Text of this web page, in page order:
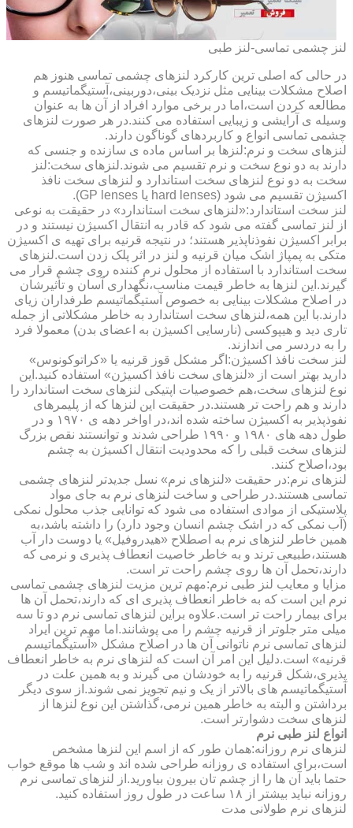
لنز چشمی تماسی-لنز طبی
در حالی که اصلی ترین کارکرد لنزهای چشمی تماسی هنوز هم
اصلاح مشکلات بینایی مثل نزدیک بینی،دوربینی،آستیگماتیسم و
مطالعه کردن است،اما در برخی موارد افراد از آن ها به عنوان
وسیله ی آرایشی و زیبایی استفاده می کنند.در هر صورت لنزهای
چشمی تماسی انواع و کاربردهای گوناگون دارند.
لنزهای سخت و نرم:لنزها بر اساس ماده ی سازنده و جنسی که
دارند به دو نوع سخت و نرم تقسیم می شوند.لنزهای سخت:لنز
سخت به دو نوع لنزهای سخت استاندارد و لنزهای سخت نافذ
اکسیژن تقسیم می شود (hard lenses یا GP lenses).
لنز سخت استاندارد:«لنزهای سخت استاندارد» در حقیقت به نوعی
از لنز تماسی گفته می شود که قادر به انتقال اکسیژن نیستند و در
برابر اکسیژن نفوذناپذیر هستند؛ در نتیجه قرنیه برای تهیه ی اکسیژن
متکی به پمپاژ اشک میان قرنیه و لنز در اثر پلک زدن است.لنزهای
سخت استاندارد با استفاده از محلول نرم کننده روی چشم قرار می
گیرند.این لنزها به خاطر قیمت مناسب،نگهداری آسان و تأثیرشان
در اصلاح مشکلات بینایی به خصوص آستیگماتیسم طرفداران زیای
دارند.با این همه،لنزهای سخت استاندارد به خاطر مشکلاتی از جمله
تاری دید و هیپوکسی (نارسایی اکسیژن به اعضای بدن) معمولا فرد
را به دردسر می اندازند.
لنز سخت نافذ اکسیژن:اگر مشکل قوز قرنیه یا «کراتوکونوس»
دارید بهتر است از «لنزهای سخت نافذ اکسیژن» استفاده کنید.این
نوع لنزهای سخت،هم خصوصیات اپتیکی لنزهای سخت استاندارد را
دارند و هم راحت تر هستند.در حقیقت این لنزها که از پلیمرهای
نفوذپذیر به اکسیژن ساخته شده اند،در اواخر دهه ی ۱۹۷۰ و در
طول دهه های ۱۹۸۰ و ۱۹۹۰ طراحی شدند و توانستند نقص بزرگ
لنزهای سخت قبلی را که محدودیت انتقال اکسیژن به چشم
بود،اصلاح کنند.
لنزهای نرم:در حقیقت «لنزهای نرم» نسل جدیدتر لنزهای چشمی
تماسی هستند.در طراحی و ساخت لنزهای نرم به جای مواد
پلاستیکی از موادی استفاده می شود که توانایی جذب محلول نمکی
(آب نمکی که در اشک چشم انسان وجود دارد) را داشته باشد،به
همین خاطر لنزهای نرم به اصطلاح «هیدروفیل» یا دوست دار آب
هستند،طبیعی ترند و به خاطر خاصیت انعطاف پذیری و نرمی که
دارند،تحمل آن ها روی چشم راحت تر است.
مزایا و معایب لنز طبی نرم:مهم ترین مزیت لنزهای چشمی تماسی
نرم این است که به خاطر انعطاف پذیری ای که دارند،تحمل آن ها
برای بیمار راحت تر است.علاوه براین لنزهای تماسی نرم دو تا سه
میلی متر جلوتر از قرنیه چشم را می پوشانند.اما مهم ترین ایراد
لنزهای تماسی نرم ناتوانی آن ها در اصلاح مشکل «آستیگماتیسم
قرنیه» است.دلیل این امر آن است که لنزهای نرم به خاطر انعطاف
پذیری،شکل قرنیه را به خودشان می گیرند و به همین علت در
آستیگماتیسم های بالاتر از یک و نیم تجویز نمی شوند.از سوی دیگر
برداشتن و البته به خاطر همین نرمی،گذاشتن این نوع لنزها از
لنزهای سخت دشوارتر است.
انواع لنز طبی نرم
لنزهای نرم روزانه:همان طور که از اسم این لنزها مشخص
است،برای استفاده ی روزانه طراحی شده اند و شب ها موقع خواب
حتما باید آن ها را از چشم تان بیرون بیاورید.از لنزهای تماسی نرم
روزانه نباید بیشتر از ۱۸ ساعت در طول روز استفاده کنید.
لنزهای نرم طولانی مدت